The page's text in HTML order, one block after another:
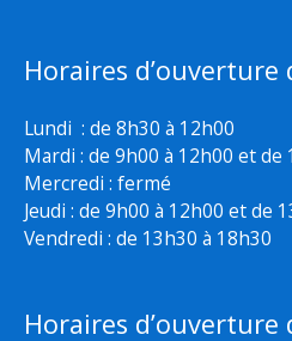
Horaires
Lundi : de 8h30 à 12h00
Mardi : de 9h00 à 12h00 et de
Mercredi : fermé
Jeudi : de 9h00 à 12h00 et de
Vendredi : de 13h30 à 18h30
Horaires d’ouverture